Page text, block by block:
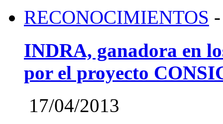
RECONOCIMIENTOS -
INDRA, ganadora en
por el proyecto
17/04/2013